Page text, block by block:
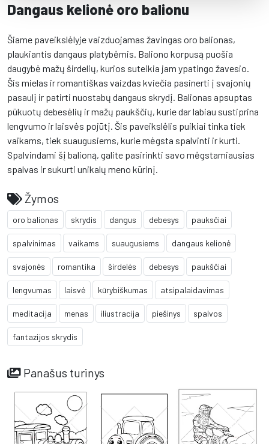
Dangaus kelionė oro balionu
Šiame paveikslėlyje vaizduojamas žavingas oro balionas,
plaukiantis dangaus platybėmis. Baliono korpusą puošia
daugybė mažų širdelių, kurios suteikia jam ypatingo žavesio.
Šis mielas ir romantiškas vaizdas kviečia pasinerti į svajonių
pasaulį ir patirti nuostabų dangaus skrydį. Balionas apsuptas
pūkuotų debesėlių ir mažų paukščių, kurie dar labiau sustiprina
lengvumo ir laisvės pojūtį. Šis paveikslėlis puikiai tinka tiek
vaikams, tiek suaugusiems, kurie mėgsta spalvinti ir kurti.
Spalvindami šį balioną, galite pasirinkti savo mėgstamiausias
spalvas ir sukurti unikalų meno kūrinį.
Žymos
oro balionas skrydis dangus debesys pauksčiai
spalvinimas vaikams suaugusiems dangaus kelionė
svajonės romantika širdelės debesys paukščiai
lengvumas laisvė kūrybiškumas atsipalaidavimas
meditacija menas iliustracija piešinys spalvos
fantazijos skrydis
Panašus turinys